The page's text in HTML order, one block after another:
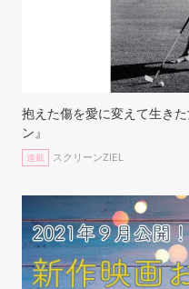
抱えた傷を愛に変えて生き
ン』
連載 スクリーンZIEL